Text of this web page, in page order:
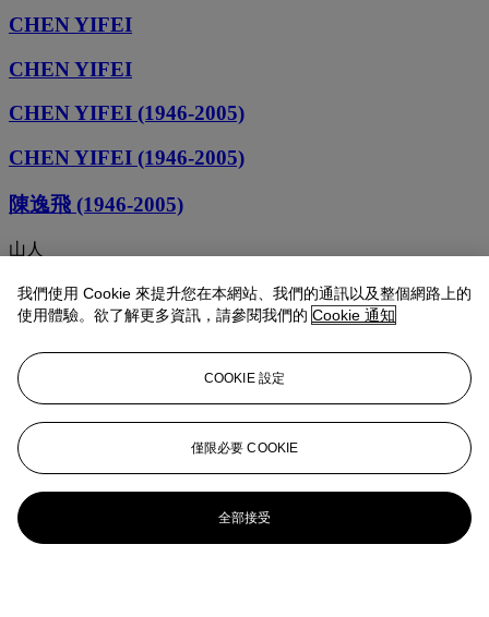
CHEN YIFEI
CHEN YIFEI
CHEN YIFEI (1946-2005)
CHEN YIFEI (1946-2005)
陳逸飛 (1946-2005)
山人
CHEN YIFEI
蘇州春天
夕暮下之威尼斯運河
陳逸飛
CHEN YIFEI
我們使用 Cookie 來提升您在本網站、我們的通訊以及整個網路上的
使用體驗。欲了解更多資訊，請參閱我們的 Cookie 通知
COOKIE 設定
僅限必要 COOKIE
全部接受